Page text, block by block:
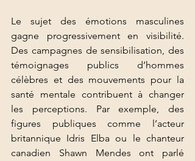
Le sujet des émotions masculines
gagne progressivement en visibilité.
Des campagnes de sensibilisation, des
témoignages publics d’hommes
célèbres et des mouvements pour la
santé mentale contribuent à changer
les perceptions. Par exemple, des
figures publiques comme l’acteur
britannique Idris Elba ou le chanteur
canadien Shawn Mendes ont parlé